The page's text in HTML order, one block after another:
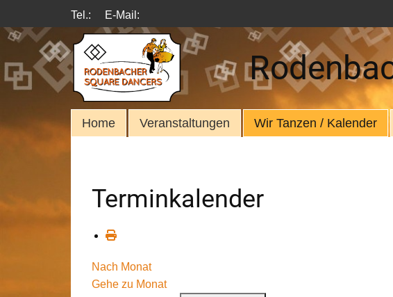
Tel.: E-Mail:
Home Veranstaltungen Wir Tanzen / Kalender
Terminkalender
Nach Monat
Gehe zu Monat